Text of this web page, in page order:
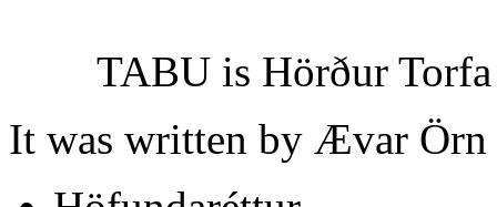
TABU is Hörður Torfa
It was written by Ævar Örn